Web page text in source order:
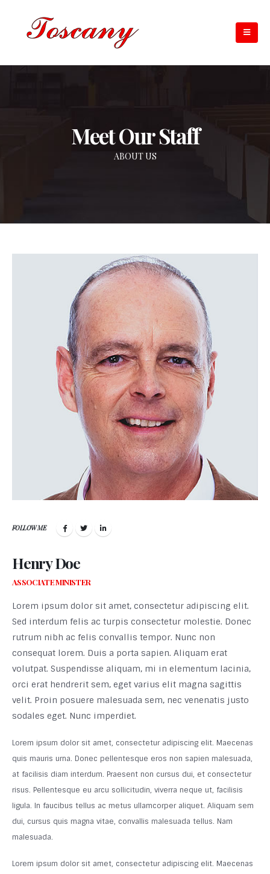
Meet Our Staff
ABOUT US
FOLLOW ME
Henry Doe
ASSOCIATE MINISTER
Lorem ipsum dolor sit amet, consectetur adipiscing elit.
Sed interdum felis ac turpis consectetur molestie. Donec
rutrum nibh ac felis convallis tempor. Nunc non
consequat lorem. Duis a porta sapien. Aliquam erat
volutpat. Suspendisse aliquam, mi in elementum lacinia,
orci erat hendrerit sem, eget varius elit magna sagittis
velit. Proin posuere malesuada sem, nec venenatis justo
sodales eget. Nunc imperdiet.
Lorem ipsum dolor sit amet, consectetur adipiscing elit. Maecenas
quis mauris urna. Donec pellentesque eros non sapien malesuada,
at facilisis diam interdum. Praesent non cursus dui, et consectetur
risus. Pellentesque eu arcu sollicitudin, viverra neque ut, facilisis
ligula. In faucibus tellus ac metus ullamcorper aliquet. Aliquam sem
dui, cursus quis magna vitae, convallis malesuada tellus. Nam
malesuada.
Lorem ipsum dolor sit amet, consectetur adipiscing elit. Maecenas